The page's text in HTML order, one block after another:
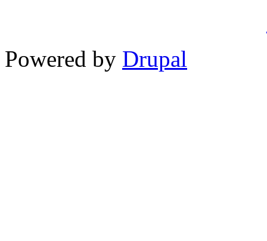
Powered by Drupal